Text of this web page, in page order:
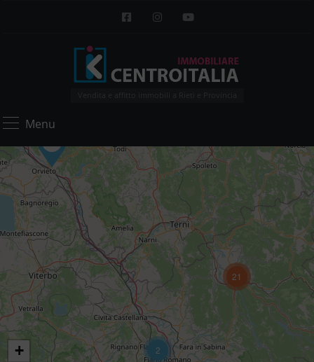
Vendita e affitto immobili a Rieti e Provincia
Menu
2
21
+